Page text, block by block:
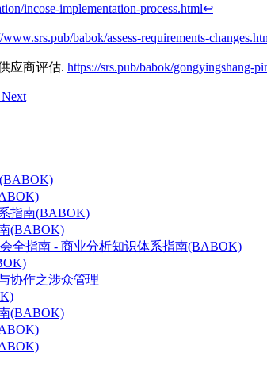
incose-implementation-process.html↩︎
babok/assess-requirements-
应商评估. https://srs.pub/babok/gongyingshang-
Next
指南(BABOK)
(BABOK)
全指南 - 商业分析知识体系指南(BABOK)
协作之涉众管理
(BABOK)